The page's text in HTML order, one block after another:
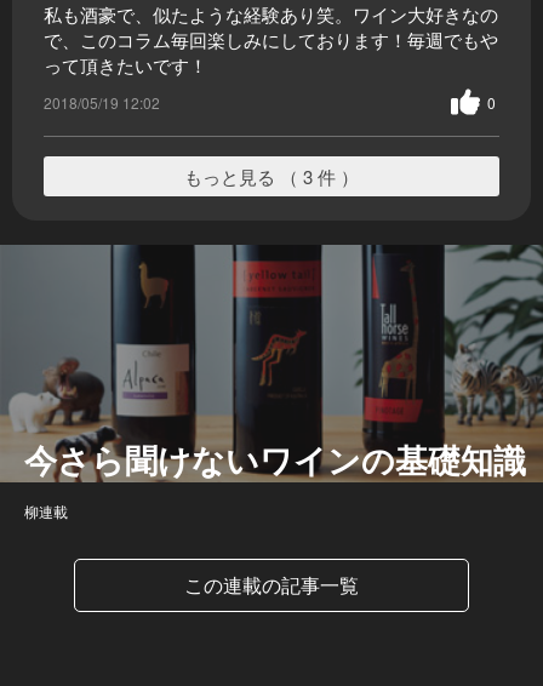
私も酒豪で、似たような経験あり笑。ワイン大好きなの
で、このコラム毎回楽しみにしております！毎週でもや
って頂きたいです！
2018/05/19 12:02 0
もっと見る （ 3 件 ）
今さら聞けないワインの基礎知識
柳連載
この連載の記事一覧